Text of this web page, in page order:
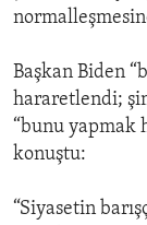
Başkan Biden
hararetlendi;
“bunu yapmak
konuştu:
“Siyasetin